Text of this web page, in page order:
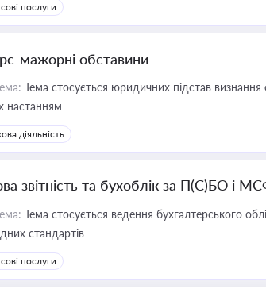
послуги
мажорні обставини
Тема стосується юридичних підстав
настанням
діяльність
звітність та бухоблік за П(С)БО і
Тема стосується ведення бухгалтерського
стандартів
послуги